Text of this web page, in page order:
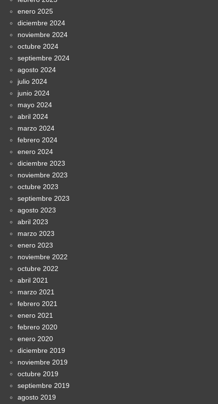
enero 2025
diciembre 2024
noviembre 2024
octubre 2024
septiembre 2024
agosto 2024
julio 2024
junio 2024
mayo 2024
abril 2024
marzo 2024
febrero 2024
enero 2024
diciembre 2023
noviembre 2023
octubre 2023
septiembre 2023
agosto 2023
abril 2023
marzo 2023
enero 2023
noviembre 2022
octubre 2022
abril 2021
marzo 2021
febrero 2021
enero 2021
febrero 2020
enero 2020
diciembre 2019
noviembre 2019
octubre 2019
septiembre 2019
agosto 2019